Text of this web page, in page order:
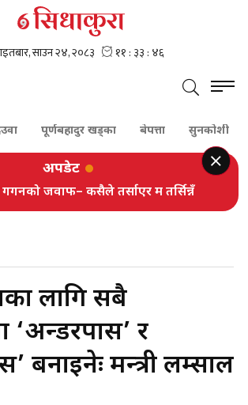
पूर्णबहादुर खड्का बेपत्ता सुनकोशी
अपडेट
गगनको जवाफ– कसैले तर्साएर म तर्सिन्नँ
लागि सबै
‘अन्डरपास’ र
बनाइनेः मन्त्री लम्साल